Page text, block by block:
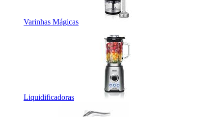
Varinhas Mágicas
Liquidificadoras